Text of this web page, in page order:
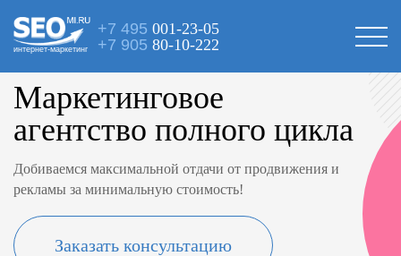
интернет-маркетинг
+7 495 001-23-05
+7 905 80-10-222
Маркетинговое
агентство полного цикла
Добиваемся максимальной отдачи от продвижения и
рекламы за минимальную стоимость!
Заказать консультацию